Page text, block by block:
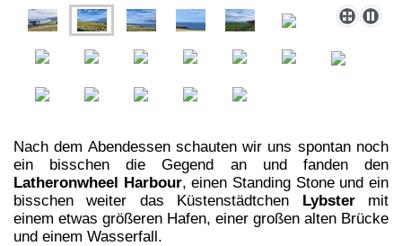
Nach dem Abendessen schauten wir uns spontan noch
ein bisschen die Gegend an und fanden den
Latheronwheel Harbour, einen Standing Stone und ein
bisschen weiter das Küstenstädtchen Lybstermit
einem etwas größeren Hafen, einer großen alten Brücke
und einem Wasserfall.